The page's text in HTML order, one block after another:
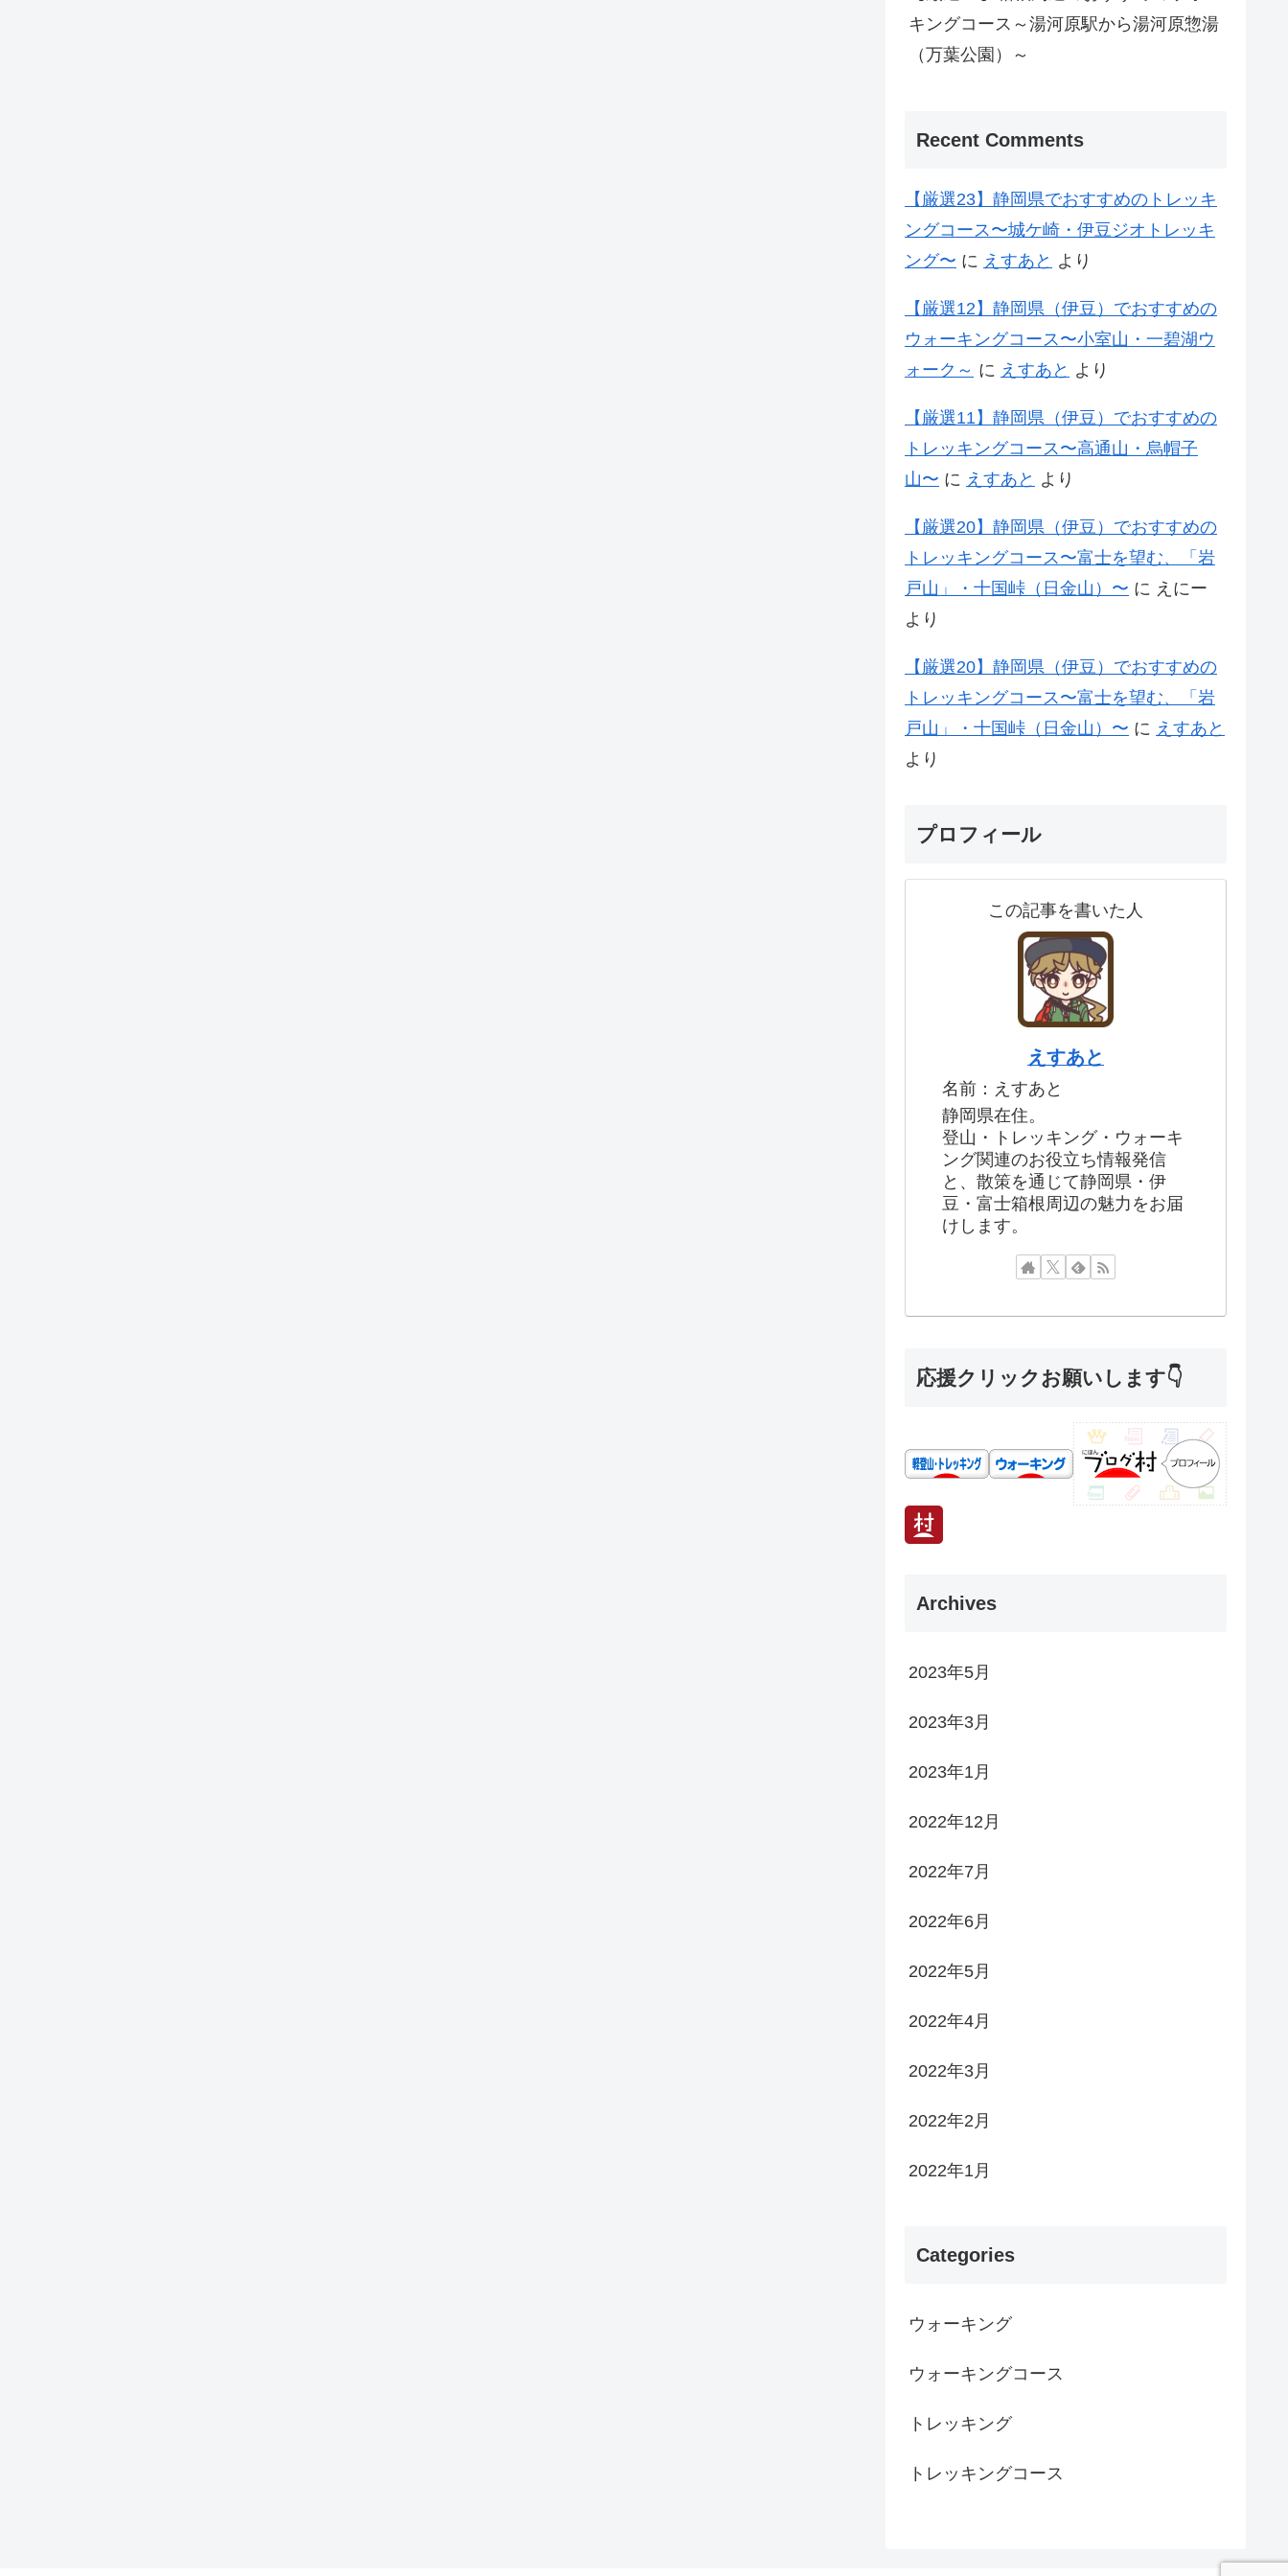
キングコース～湯河原駅から湯河原惣湯
（万葉公園）～
Recent Comments
【厳選23】静岡県でおすすめのトレッキ
ングコース〜城ケ崎・伊豆ジオトレッキ
ング〜 に えすあと より
【厳選12】静岡県（伊豆）でおすすめの
ウォーキングコース〜小室山・一碧湖ウ
ォーク～ に えすあと より
【厳選11】静岡県（伊豆）でおすすめの
トレッキングコース〜高通山・烏帽子
山〜 に えすあと より
【厳選20】静岡県（伊豆）でおすすめの
トレッキングコース〜富士を望む、「岩
戸山」・十国峠（日金山）〜 に えにー
より
【厳選20】静岡県（伊豆）でおすすめの
トレッキングコース〜富士を望む、「岩
戸山」・十国峠（日金山）〜 に えすあと
より
プロフィール
この記事を書いた人
えすあと
名前：えすあと
静岡県在住。
登山・トレッキング・ウォーキ
ング関連のお役立ち情報発信
と、散策を通じて静岡県・伊
豆・富士箱根周辺の魅力をお届
けします。
応援クリックお願いします👇
Archives
2023年5月
2023年3月
2023年1月
2022年12月
2022年7月
2022年6月
2022年5月
2022年4月
2022年3月
2022年2月
2022年1月
Categories
ウォーキング
ウォーキングコース
トレッキング
トレッキングコース